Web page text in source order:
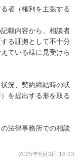
者（権利を主張する
載内容から、相談者
る証拠として不十分
ている様に見受けら
況、契約締結時の状
を提出する形を取る
法律事務所での相談
2025年6月3日 16:23